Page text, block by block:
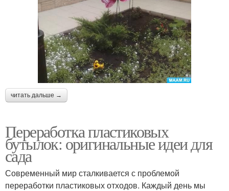
читать дальше →
Переработка пластиковых
бутылок: оригинальные идеи для
сада
Современный мир сталкивается с проблемой
переработки пластиковых отходов. Каждый день мы